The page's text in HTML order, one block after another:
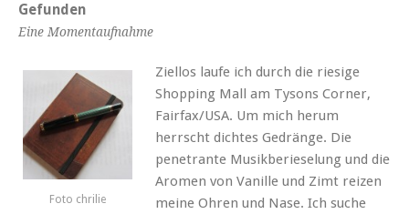
Gefunden
Eine Momentaufnahme
Foto chrilie
Ziellos laufe ich durch die riesige
Shopping Mall am Tysons Corner,
Fairfax/USA. Um mich herum
herrscht dichtes Gedränge. Die
penetrante Musikberieselung und die
Aromen von Vanille und Zimt reizen
meine Ohren und Nase. Ich suche